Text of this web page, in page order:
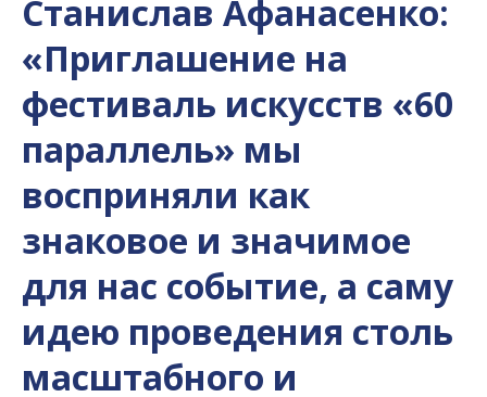
Станислав Афанасенко:
«Приглашение на
фестиваль искусств «60
параллель» мы
восприняли как
знаковое и значимое
для нас событие, а саму
идею проведения столь
масштабного и